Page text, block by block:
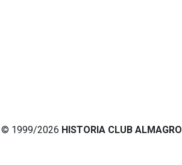
© 1999/2026 HISTORIA CLUB ALMAGRO